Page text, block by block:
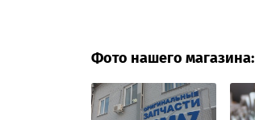
Фото нашего магазина: